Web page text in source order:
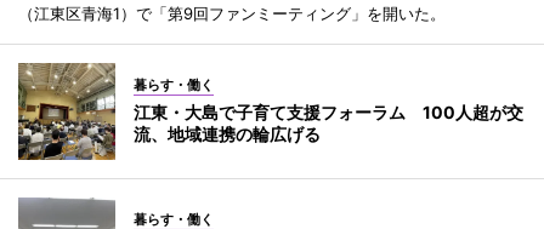
（江東区青海1）で「第9回ファンミーティング」を開いた。
暮らす・働く
江東・大島で子育て支援フォーラム 100人超が交
流、地域連携の輪広げる
暮らす・働く